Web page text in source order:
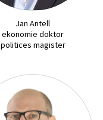
Jan Antell
ekonomie doktor
politices magister